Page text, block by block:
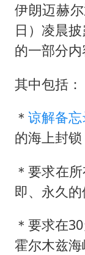
伊朗迈赫
日）凌晨
的一部分内
其中包括：
＊谅解备
的海上封锁
＊要求在
即、永久的
＊要求在
霍尔木兹海